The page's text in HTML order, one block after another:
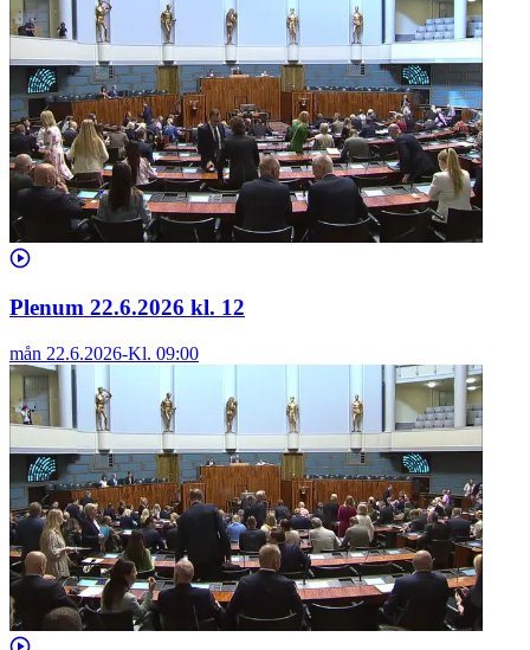
Plenum 22.6.2026 kl. 12
mån 22.6.2026-Kl. 09:00